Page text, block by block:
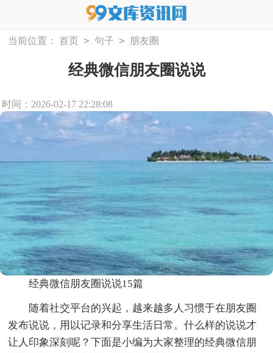
当前位置： 首页 > 句子 > 朋友圈
经典微信朋友圈说说
时间：2026-02-17 22:28:08
经典微信朋友圈说说15篇
随着社交平台的兴起，越来越多人习惯于在朋友圈
发布说说，用以记录和分享生活日常。什么样的说说才
让人印象深刻呢？下面是小编为大家整理的经典微信朋